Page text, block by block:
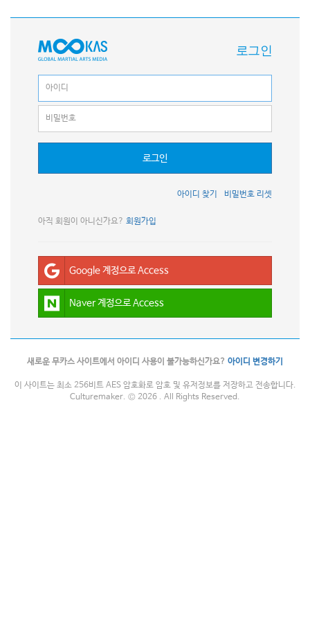
로그인
로그인
비밀번호 리셋
아이디 찾기
아직 회원이 아니신가요? 회원가입
Google 계정으로 Access
Naver 계정으로 Access
새로운 무카스 사이트에서 아이디 사용이 불가능하신가요? 아이디 변경하기
이 사이트는 최소 256비트 AES 암호화로 암호 및 유저정보를 저장하고 전송합니다.
Culturemaker. © 2026 . All Rights Reserved.